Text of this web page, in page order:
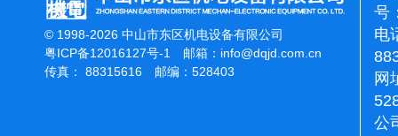
© 1998-2026 中山市东区机电设备有限公司
粤ICP备12016127号-1
邮箱： info@dqjd.com.cn
传真： 88315616 邮编：528403
号
电
网
公